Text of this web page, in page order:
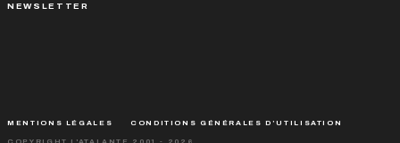
NEWSLETTER
MENTIONS LÉGALES CONDITIONS GÉNÉRALES D’UTILISATION